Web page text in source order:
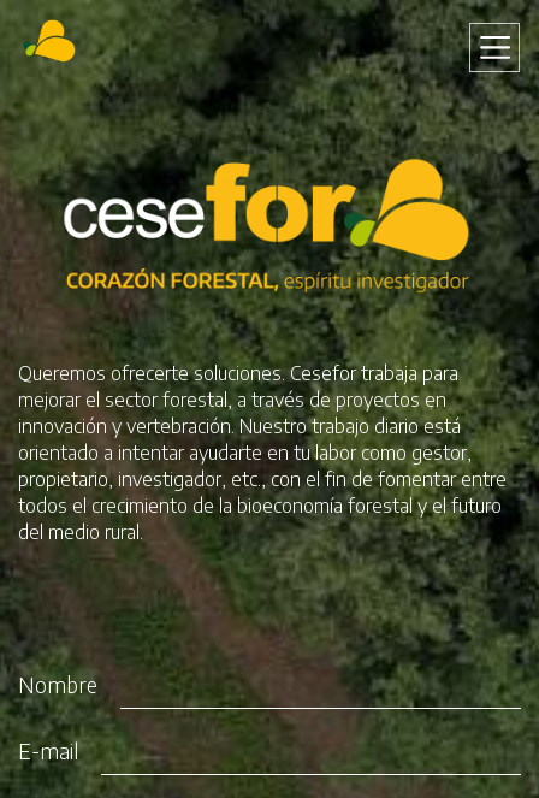
Pasar
contenido
principal
Queremos ofrecerte soluciones. Cesefor trabaja para
mejorar el sector forestal, a través de proyectos en
innovación y vertebración. Nuestro trabajo diario está
orientado a intentar ayudarte en tu labor como gestor,
propietario, investigador, etc., con el fin de fomentar entre
todos el crecimiento de la bioeconomía forestal y el futuro
del medio rural.
Nombre
E-mail